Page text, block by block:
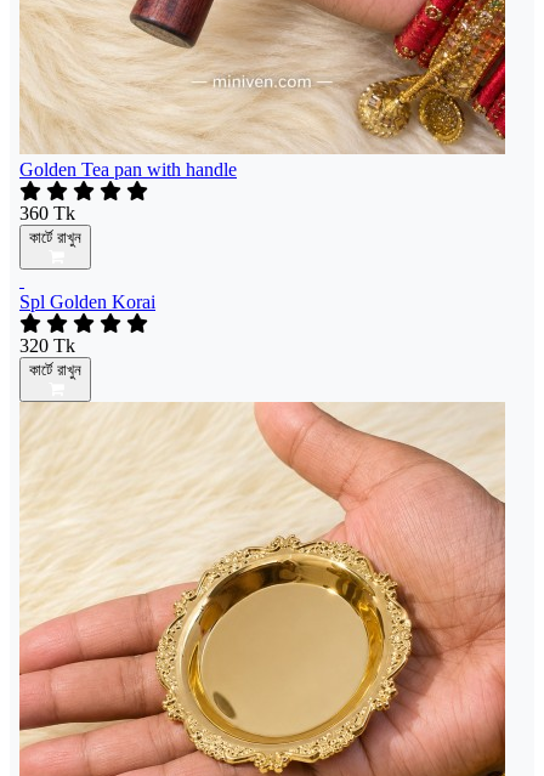
Golden Tea pan with handle
360 Tk
কার্টে রাখুন
Spl Golden Korai
320 Tk
কার্টে রাখুন